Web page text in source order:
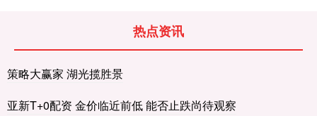
热点资讯
策略大赢家 湖光揽胜景
亚新T+0配资 金价临近前低 能否止跌尚待观察